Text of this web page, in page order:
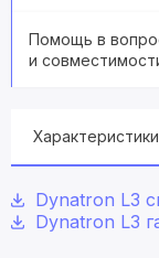
Помощь в
и
Характеристики
Dynatron L3
Dynatron L3